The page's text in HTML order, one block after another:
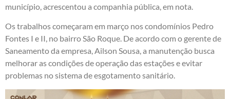
município, acrescentou a companhia pública, em nota.
Os trabalhos começaram em março nos condomínios Pedro
Fontes I e II, no bairro São Roque. De acordo com o gerente de
Saneamento da empresa, Ailson Sousa, a manutenção busca
melhorar as condições de operação das estações e evitar
problemas no sistema de esgotamento sanitário.